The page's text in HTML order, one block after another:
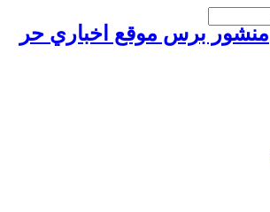
منشور برس موقع اخباري حر